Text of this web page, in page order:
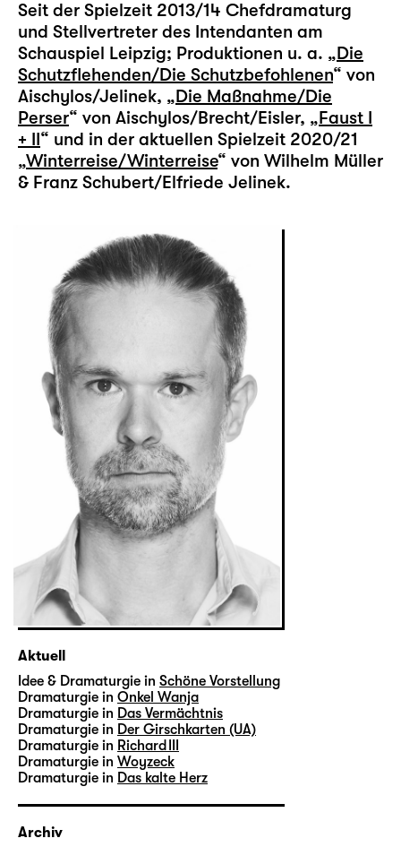
Seit der Spielzeit 2013/14 Chefdramaturg
und Stellvertreter des Intendanten am
Schauspiel Leipzig; Produktionen u. a. „Die
Schutzflehenden/Die Schutzbefohlenen“ von
Aischylos/Jelinek, „Die Maßnahme/Die
Perser“ von Aischylos/Brecht/Eisler, „Faust I
+ II“ und in der aktuellen Spielzeit 2020/21
„Winterreise/Winterreise“ von Wilhelm Müller
& Franz Schubert/Elfriede Jelinek.
Aktuell
Idee & Dramaturgie in Schöne Vorstellung
Dramaturgie in Onkel Wanja
Dramaturgie in Das Vermächtnis
Dramaturgie in Der Girschkarten (UA)
Dramaturgie in Richard III
Dramaturgie in Woyzeck
Dramaturgie in Das kalte Herz
Archiv